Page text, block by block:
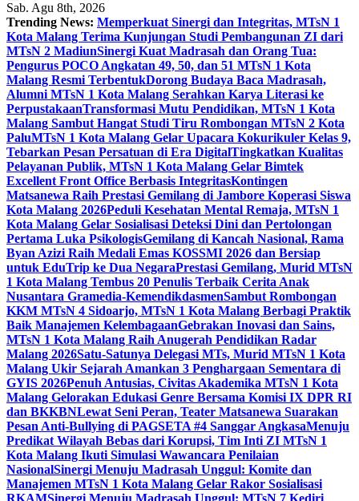
Sab. Agu 8th, 2026
Trending News: Memperkuat Sinergi dan Integritas, MTsN 1
Kota Malang Terima Kunjungan Studi Pembangunan ZI dari
MTsN 2 MadiunSinergi Kuat Madrasah dan Orang Tua:
Pengurus POCO Angkatan 49, 50, dan 51 MTsN 1 Kota
Malang Resmi TerbentukDorong Budaya Baca Madrasah,
Alumni MTsN 1 Kota Malang Serahkan Karya Literasi ke
PerpustakaanTransformasi Mutu Pendidikan, MTsN 1 Kota
Malang Sambut Hangat Studi Tiru Rombongan MTsN 2 Kota
PaluMTsN 1 Kota Malang Gelar Upacara Kokurikuler Kelas 9,
Tebarkan Pesan Persatuan di Era DigitalTingkatkan Kualitas
Pelayanan Publik, MTsN 1 Kota Malang Gelar Bimtek
Excellent Front Office Berbasis IntegritasKontingen
Matsanewa Raih Prestasi Gemilang di Jambore Koperasi Siswa
Kota Malang 2026Peduli Kesehatan Mental Remaja, MTsN 1
Kota Malang Gelar Sosialisasi Deteksi Dini dan Pertolongan
Pertama Luka PsikologisGemilang di Kancah Nasional, Rama
Byan Azizi Raih Medali Emas KOSSMI 2026 dan Bersiap
untuk EduTrip ke Dua NegaraPrestasi Gemilang, Murid MTsN
1 Kota Malang Tembus 20 Penulis Terbaik Cerita Anak
Nusantara Gramedia-KemendikdasmenSambut Rombongan
KKM MTsN 4 Sidoarjo, MTsN 1 Kota Malang Berbagi Praktik
Baik Manajemen KelembagaanGebrakan Inovasi dan Sains,
MTsN 1 Kota Malang Raih Anugerah Pendidikan Radar
Malang 2026Satu-Satunya Delegasi MTs, Murid MTsN 1 Kota
Malang Ukir Sejarah Amankan 3 Penghargaan Sementara di
GYIS 2026Penuh Antusias, Civitas Akademika MTsN 1 Kota
Malang Gelorakan Edukasi Genre Bersama Komisi IX DPR RI
dan BKKBNLewat Seni Peran, Teater Matsanewa Suarakan
Pesan Anti-Bullying di PAGSETA #4 Sanggar AngkasaMenuju
Predikat Wilayah Bebas dari Korupsi, Tim Inti ZI MTsN 1
Kota Malang Ikuti Simulasi Wawancara Penilaian
NasionalSinergi Menuju Madrasah Unggul: Komite dan
Manajemen MTsN 1 Kota Malang Gelar Rakor Sosialisasi
RKAMSinergi Menuju Madrasah Unggul: MTsN 7 Kediri